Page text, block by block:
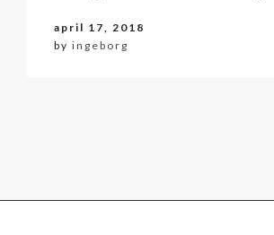
april 17, 2018
by ingeborg